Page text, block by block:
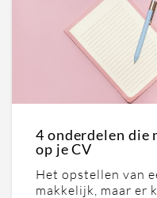
4 onderdelen die
op je CV
Het opstellen van
makkelijk, maar er